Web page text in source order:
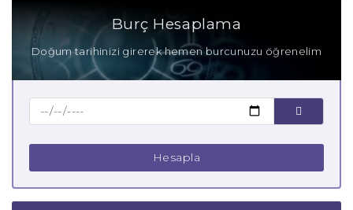
Burç Hesaplama
Doğum tarihinizi girerek hemen burcunuzu öğrenelim
Hesapla